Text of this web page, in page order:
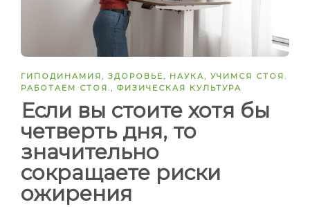
ГИПОДИНАМИЯ , ЗДОРОВЬЕ , НАУКА , УЧИМСЯ СТОЯ.
РАБОТАЕМ СТОЯ. , ФИЗИЧЕСКАЯ КУЛЬТУРА
Если вы стоите хотя бы
четверть дня, то
значительно
сокращаете риски
ожирения